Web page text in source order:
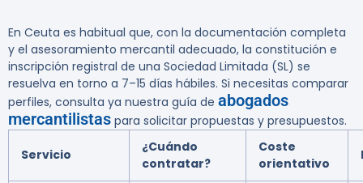
En Ceuta es habitual que, con la documentación completa
y el asesoramiento mercantil adecuado, la constitución e
inscripción registral de una Sociedad Limitada (SL) se
resuelva en torno a 7–15 días hábiles. Si necesitas comparar
perfiles, consulta ya nuestra guía de abogados
mercantilistas para solicitar propuestas y presupuestos.
Servicio
¿Cuándo
contratar?
Coste
orientativo